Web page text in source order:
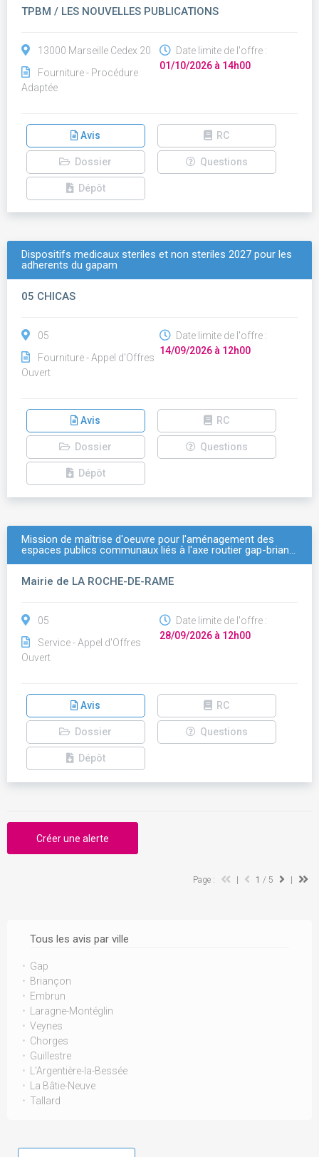
Tous les avis par ville
Gap
Briançon
Embrun
Laragne-Montéglin
Veynes
Chorges
Guillestre
L'Argentière-la-Bessée
La Bâtie-Neuve
Tallard
TPBM / LES NOUVELLES PUBLICATIONS
13000 Marseille Cedex 20
Fourniture - Procédure
Adaptée
Date limite de l'offre :
01/10/2026 à 14h00
Avis RC
Dossier Questions
Dépôt
Dispositifs medicaux steriles et non steriles 2027 pour les
adherents du gapam
05 CHICAS
05
Fourniture - Appel d'Offres
Ouvert
Date limite de l'offre :
14/09/2026 à 12h00
Avis RC
Dossier Questions
Dépôt
Mission de maîtrise d'oeuvre pour l'aménagement des
espaces publics communaux liés à l'axe routier gap-brian…
Mairie de LA ROCHE-DE-RAME
05
Service - Appel d'Offres
Ouvert
Date limite de l'offre :
28/09/2026 à 12h00
Avis RC
Dossier Questions
Dépôt
Créer une alerte
Page : 1 / 5